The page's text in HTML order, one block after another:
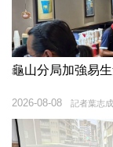
龜山分局加強易
記者葉志
2026-08-08